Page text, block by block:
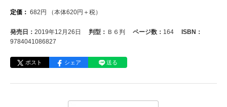
定価： 682 円 （本体620円＋税）
発売日： 2019年12月26日 判型： Ｂ６判 ページ数： 164
ISBN：
9784041086827
ポスト シェア 送る